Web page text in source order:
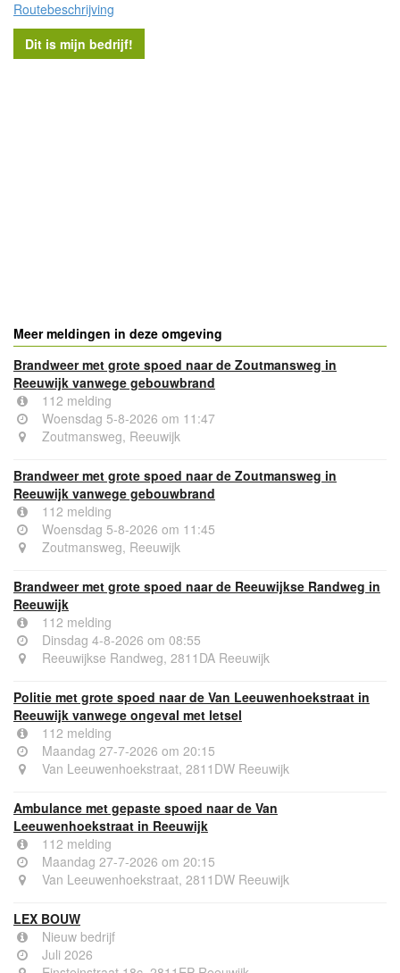
Routebeschrijving
Meer meldingen in deze omgeving
Brandweer met grote spoed naar de Zoutmansweg in
Reeuwijk vanwege gebouwbrand
112 melding
Woensdag 5-8-2026 om 11:47
Zoutmansweg, Reeuwijk
Brandweer met grote spoed naar de Zoutmansweg in
Reeuwijk vanwege gebouwbrand
112 melding
Woensdag 5-8-2026 om 11:45
Zoutmansweg, Reeuwijk
Brandweer met grote spoed naar de Reeuwijkse Randweg in
Reeuwijk
112 melding
Dinsdag 4-8-2026 om 08:55
Reeuwijkse Randweg, 2811DA Reeuwijk
Politie met grote spoed naar de Van Leeuwenhoekstraat in
Reeuwijk vanwege ongeval met letsel
112 melding
Maandag 27-7-2026 om 20:15
Van Leeuwenhoekstraat, 2811DW Reeuwijk
Ambulance met gepaste spoed naar de Van
Leeuwenhoekstraat in Reeuwijk
112 melding
Maandag 27-7-2026 om 20:15
Van Leeuwenhoekstraat, 2811DW Reeuwijk
LEX BOUW
Nieuw bedrijf
Juli 2026